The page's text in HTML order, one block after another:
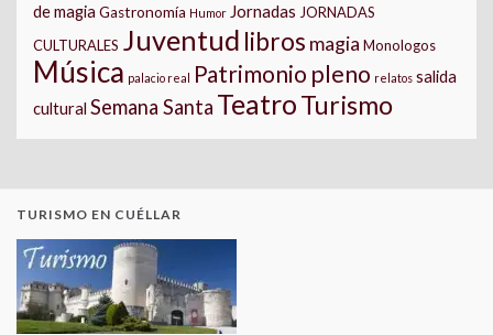
de magia Gastronomía Humor Jornadas JORNADAS
CULTURALES Juventud libros magia Monologos
Música palacio real Patrimonio pleno relatos salida
cultural Semana Santa TeatroTurismo
TURISMO EN CUÉLLAR